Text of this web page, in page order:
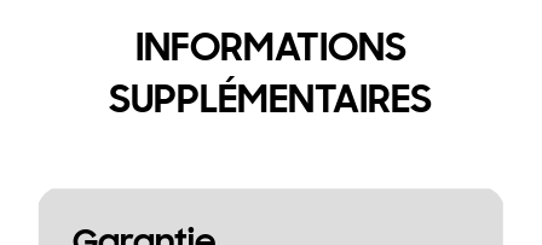
INFORMATIONS
SUPPLÉMENTAIRES